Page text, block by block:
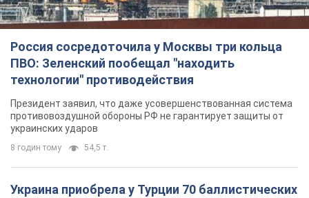
Россия сосредоточила у Москвы три кольца
ПВО: Зеленский пообещал "находить
технологии" противодействия
Президент заявил, что даже усовершенствованная система
противовоздушной обороны РФ не гарантирует защиты от
украинских ударов
8 годин тому 54,5 т.
Украина приобрела у Турции 70 баллистических